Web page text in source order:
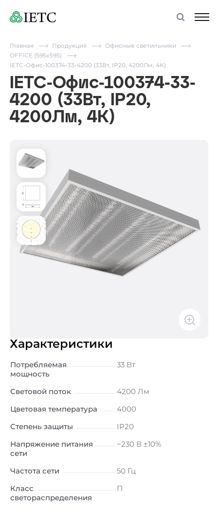
Главная Продукция
Офисные светильники
OFFICE (595x595)
IETC-Офис-100374-33-4200 (33Вт, IP20, 4200Лм, 4К)
IETC-Офис-100374-33-
4200 (33Вт, IP20,
4200Лм, 4К)
Характеристики
Потребляемая
мощность
33 Вт
Световой поток
4200 Лм
Цветовая температура
4000
Степень защиты
IP20
Напряжение питания
сети
~230 В ±10%
Частота сети
50 Гц
Класс
светораспределения
П